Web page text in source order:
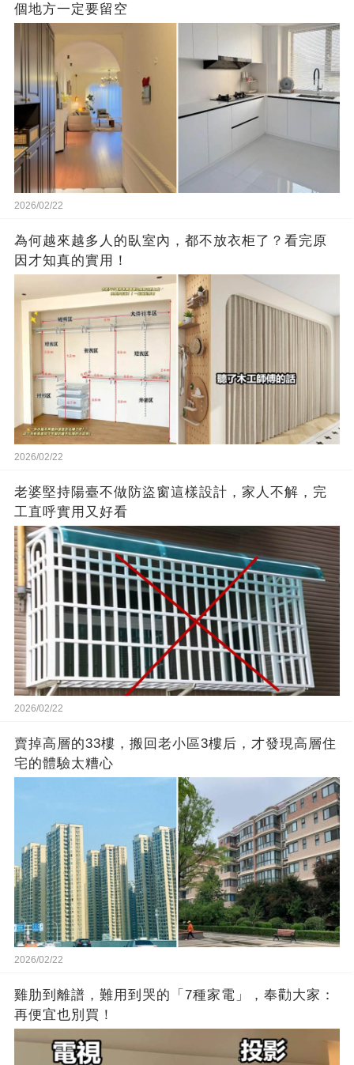
個地方一定要留空
2026/02/22
為何越來越多人的臥室內，都不放衣柜了？看完原
因才知真的實用！
2026/02/22
老婆堅持陽臺不做防盜窗這樣設計，家人不解，完
工直呼實用又好看
2026/02/22
賣掉高層的33樓，搬回老小區3樓后，才發現高層住
宅的體驗太糟心
2026/02/22
雞肋到離譜，難用到哭的「7種家電」，奉勸大家：
再便宜也別買！